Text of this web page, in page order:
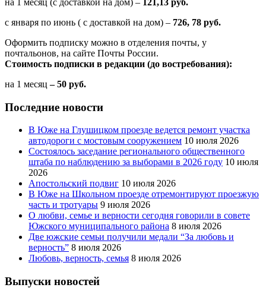
на 1 месяц (с доставкой на дом) –
121,13 руб.
с января по июнь ( с доставкой на дом) – 726, 78 руб.
Оформить подписку можно в отделения почты, у
почтальонов, на сайте Почты России.
Стоимость подписки в редакции (до востребования):
на 1 месяц – 50 руб.
Последние новости
В Юже на Глушицком проезде ведется ремонт участка
автодороги с мостовым сооружением 10 июля 2026
Состоялось заседание регионального общественного
штаба по наблюдению за выборами в 2026 году 10 июля
2026
Апостольский подвиг 10 июля 2026
В Юже на Школьном проезде отремонтируют проезжую
часть и тротуары 9 июля 2026
О любви, семье и верности сегодня говорили в совете
Южского муниципального района 8 июля 2026
Две южские семьи получили медали “За любовь и
верность” 8 июля 2026
Любовь, верность, семья 8 июля 2026
Выпуски новостей